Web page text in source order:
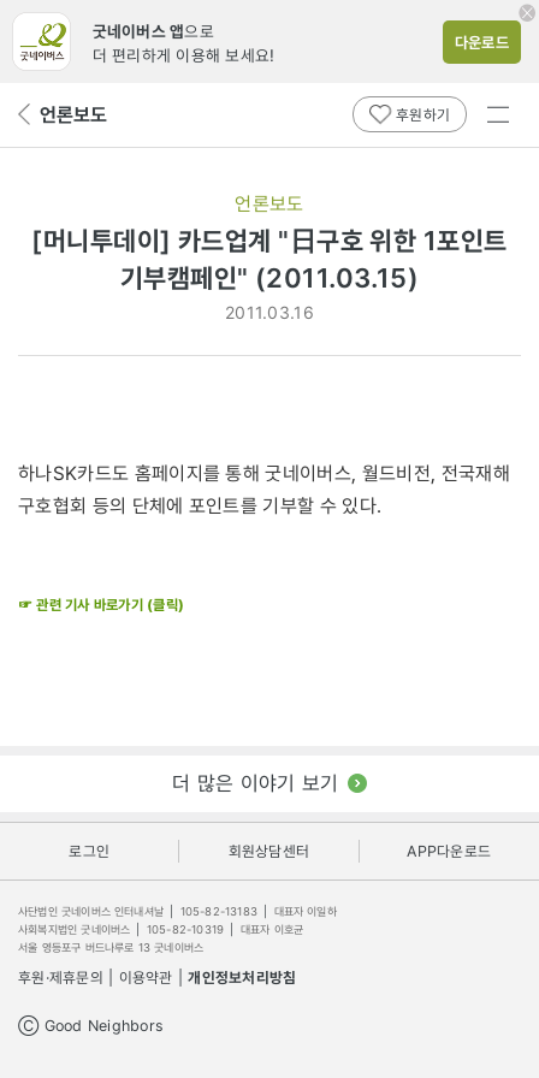
굿네이버스 앱으로
더 편리하게 이용해 보세요!
다운로드
뒤 언론보도 후원하기
전체
언론보도
[머니투데이] 카드업계 "日구호 위한 1포인트
기부캠페인" (2011.03.15)
2011.03.16
하나SK카드도 홈페이지를 통해 굿네이버스, 월드비전, 전국재해
구호협회 등의 단체에 포인트를 기부할 수 있다.
☞ 관련 기사 바로가기 (클릭)
더 많은 이야기 보기
로그인 회원상담센터 APP다운로드
사단법인 굿네이버스 인터내셔날 105-82-13183
대표자 이일하
사회복지법인 굿네이버스
105-82-10319
대표자 이호균
서울 영등포구 버드나루로 13 굿네이버스
후원·제휴문의 이용약관 개인정보처리방침
Ⓒ Good Neighbors